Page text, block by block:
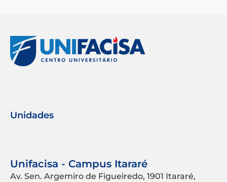
Unidades
Unifacisa - Campus Itararé
Av. Sen. Argemiro de Figueiredo, 1901 Itararé,